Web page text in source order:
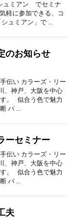
ュミアン でセミナ
軽に参加できる、コ
ュミアン」で ...
のお知らせ
伝い カラーズ・リー
、神戸、大阪を中心
。 似合う色で魅力
バ ...
ーセミナー
伝い カラーズ・リー
、神戸、大阪を中心
。 似合う色で魅力
バ ...
夫